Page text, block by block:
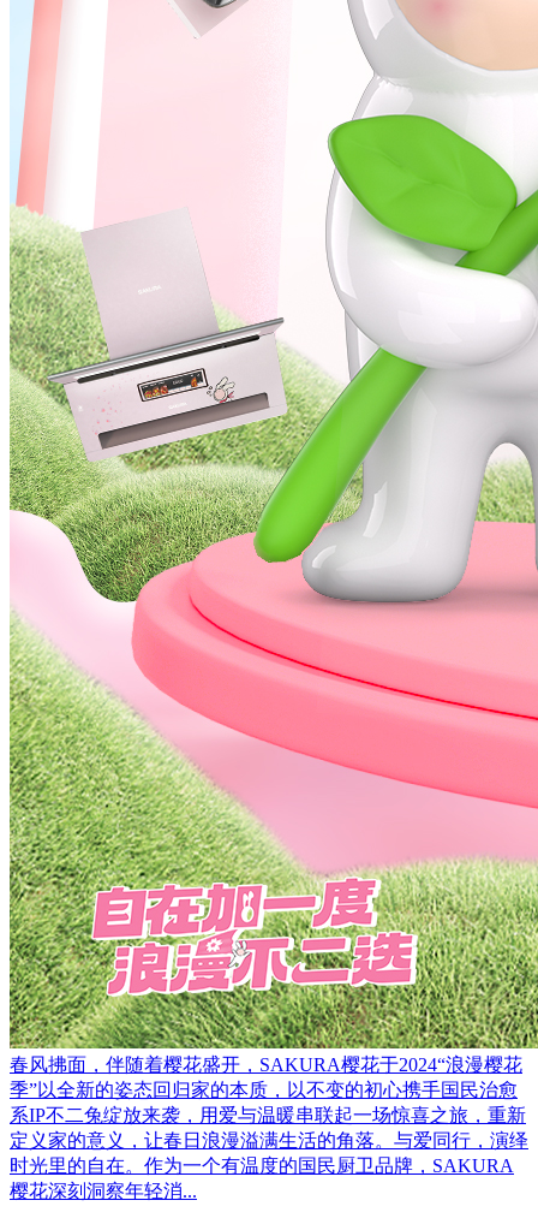
春风拂面，伴随着樱花盛开，SAKURA樱花于2024“浪漫樱花
季”以全新的姿态回归家的本质，以不变的初心携手国民治愈
系IP不二兔绽放来袭，用爱与温暖串联起一场惊喜之旅，重新
定义家的意义，让春日浪漫溢满生活的角落。与爱同行，演绎
时光里的自在。作为一个有温度的国民厨卫品牌，SAKURA
樱花深刻洞察年轻消...